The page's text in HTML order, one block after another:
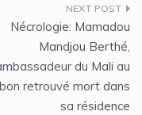
Nécrologie: Mamadou
Mandjou Berthé,
du Mali au
retrouvé mort dans
sa résidence